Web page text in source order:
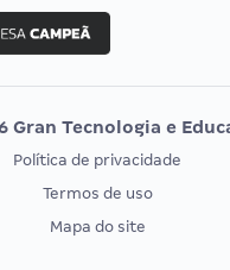
Vunesp
EXAME DE
Gran Tecnologia e
Política de privacidade
Termos de uso
Mapa do site